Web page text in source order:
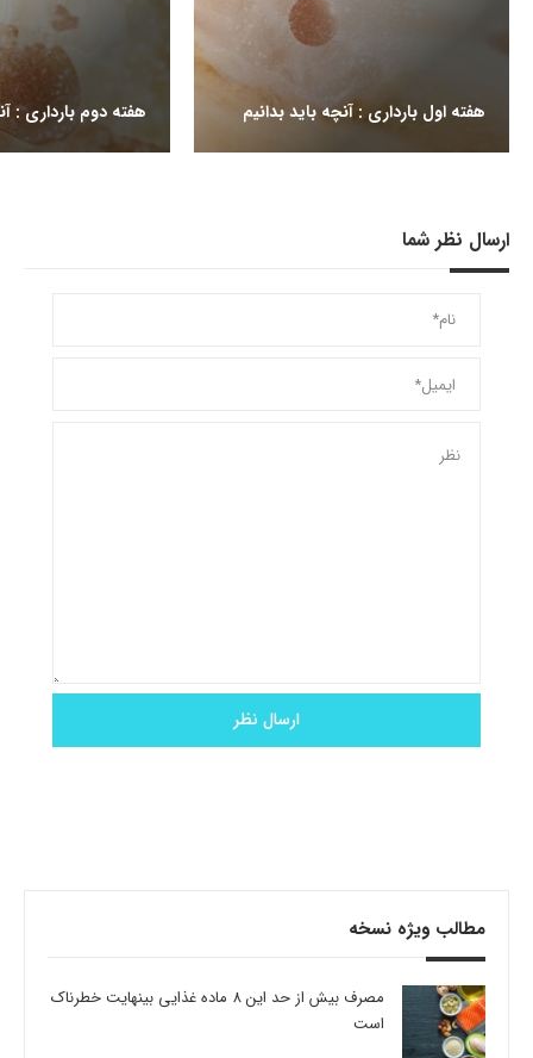
هفته اول بارداری : آنچه باید بدانیم هفته دوم بارداری :
ارسال نظر شما
مطالب ویژه نسخه
مصرف بیش از حد این 8 ماده غذایی بینهایت خطرناک
است